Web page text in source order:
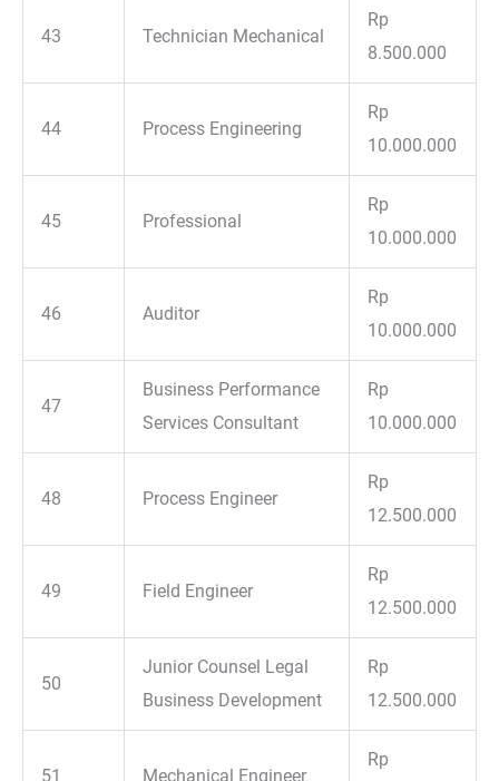
43 Technician Mechanical
Rp
8.500.000
44 Process Engineering
Rp
10.000.000
45 Professional
Rp
10.000.000
46 Auditor
Rp
10.000.000
47
Business Performance
Services Consultant
Rp
10.000.000
48 Process Engineer
Rp
12.500.000
49 Field Engineer
Rp
12.500.000
50
Junior Counsel Legal
Business Development
Rp
12.500.000
51 Mechanical Engineer
Rp